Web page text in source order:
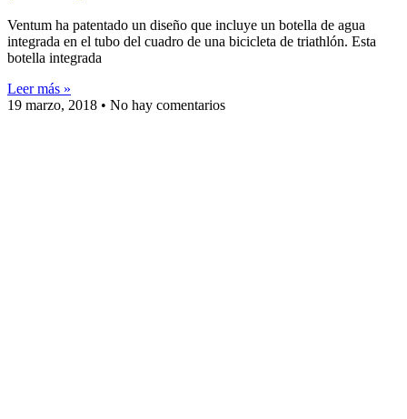
Ventum ha patentado un diseño que incluye un botella de agua
integrada en el tubo del cuadro de una bicicleta de triathlón. Esta
botella integrada
Leer más »
19 marzo, 2018
No hay comentarios